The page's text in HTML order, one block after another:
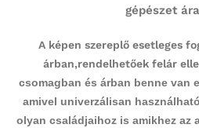
gépészet
A képen szereplő esetleges
árban,rendelhetőek felár
csomagban és árban benne van
amivel univerzálisan
olyan családjaihoz is amikhez az